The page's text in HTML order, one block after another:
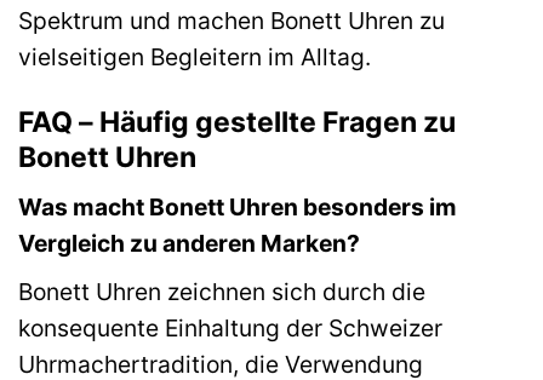
Spektrum und machen Bonett Uhren zu
vielseitigen Begleitern im Alltag.
FAQ – Häufig gestellte Fragen zu
Bonett Uhren
Was macht Bonett Uhren besonders im
Vergleich zu anderen Marken?
Bonett Uhren zeichnen sich durch die
konsequente Einhaltung der Schweizer
Uhrmachertradition, die Verwendung